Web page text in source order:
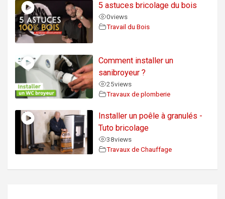
5 astuces bricolage du bois
0views
Travail du Bois
Comment installer un
sanibroyeur ?
25views
Travaux de plomberie
Installer un poêle à granulés -
Tuto bricolage
38views
Travaux de Chauffage